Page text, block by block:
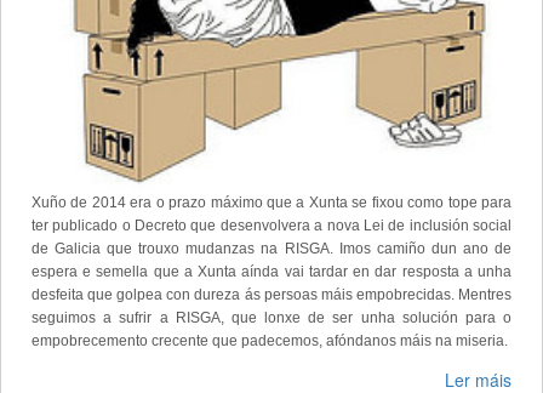
Xuño de 2014 era o prazo máximo que a Xunta se fixou como tope para
ter publicado o Decreto que desenvolvera a nova Lei de inclusión social
de Galicia que trouxo mudanzas na RISGA. Imos camiño dun ano de
espera e semella que a Xunta aínda vai tardar en dar resposta a unha
desfeita que golpea con dureza ás persoas máis empobrecidas. Mentres
seguimos a sufrir a RISGA, que lonxe de ser unha solución para o
empobrecemento crecente que padecemos, afóndanos máis na miseria.
Ler máis